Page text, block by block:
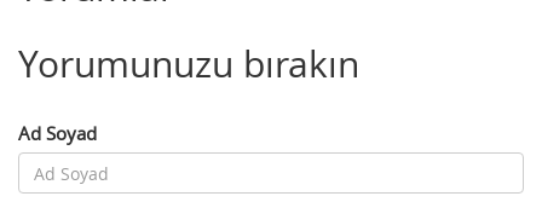
Yorumunuzu bırakın
Ad Soyad